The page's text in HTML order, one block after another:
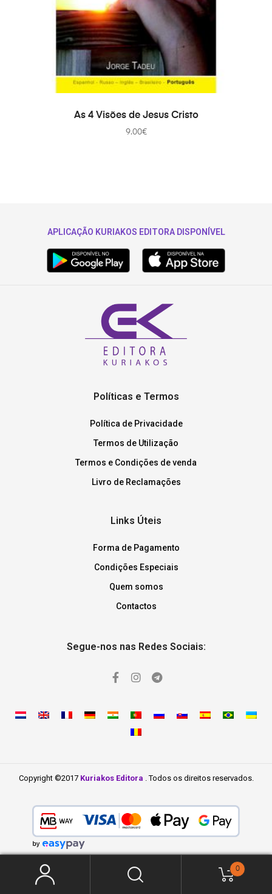
ADICIONAR
As 4 Visões de Jesus Cristo
9.00€
APLICAÇÃO KURIAKOS EDITORA DISPONÍVEL
Políticas e Termos
Política de Privacidade
Termos de Utilização
Termos e Condições de venda
Livro de Reclamações
Links Úteis
Forma de Pagamento
Condições Especiais
Quem somos
Contactos
Segue-nos nas Redes Sociais:
Copyright ©2017 Kuriakos Editora . Todos os direitos reservados.
0